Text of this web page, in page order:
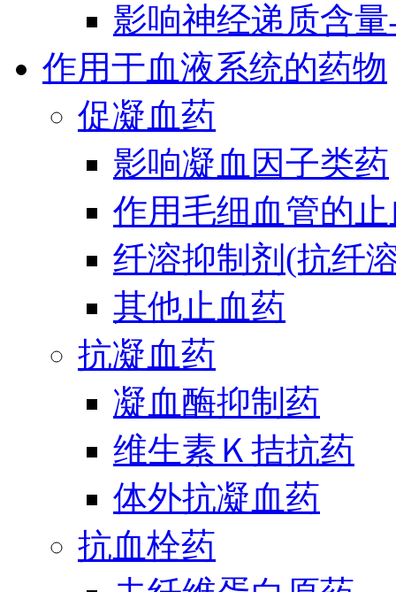
影响神经递质含
作用于血液系统的药物
促凝血药
影响凝血因子类药
作用毛细血管的
纤溶抑制剂(抗纤
其他止血药
抗凝血药
凝血酶抑制药
维生素Ｋ拮抗药
体外抗凝血药
抗血栓药